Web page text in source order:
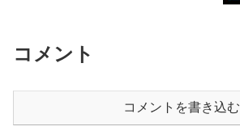
コメント
コメントを書き込む